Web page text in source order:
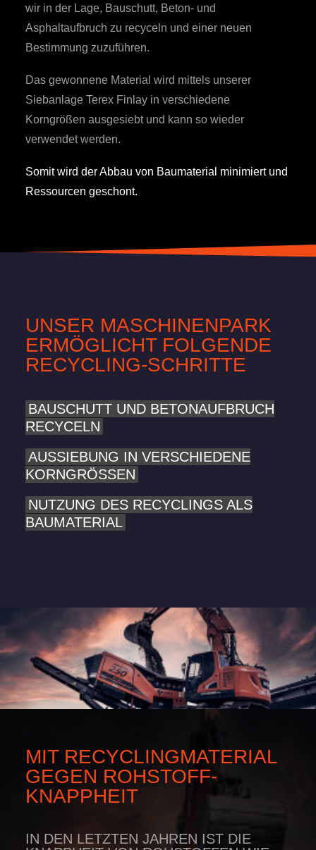
wir in der Lage, Bauschutt, Beton- und
Asphaltaufbruch zu recyceln und einer neuen
Bestimmung zuzuführen.
Das gewonnene Material wird mittels unserer
Siebanlage Terex Finlay in verschiedene
Korngrößen ausgesiebt und kann so wieder
verwendet werden.
Somit wird der Abbau von Baumaterial minimiert und
Ressourcen geschont.
UNSER MASCHINEN­PARK
ERMÖGLICHT FOLGENDE
RECYCLING-SCHRITTE
BAUSCHUTT UND BETONAUFBRUCH
RECYCELN
AUSSIEBUNG IN VERSCHIEDENE
KORNGRÖSSEN
NUTZUNG DES RECYCLINGS ALS
BAUMATERIAL
MIT RECYCLING­MATERIAL
GEGEN ROHSTOFF­
KNAPPHEIT
IN DEN LETZTEN JAHREN IST DIE